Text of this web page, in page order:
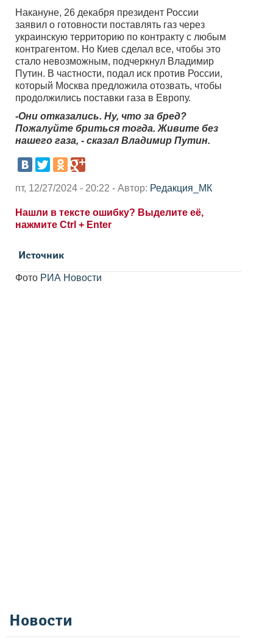
Накануне, 26 декабря президент России
заявил о готовности поставлять газ через
украинскую территорию по контракту с любым
контрагентом. Но Киев сделал все, чтобы это
стало невозможным, подчеркнул Владимир
Путин. В частности, подал иск против России,
который Москва предложила отозвать, чтобы
продолжились поставки газа в Европу.
-Они отказались. Ну, что за бред?
Пожалуйте бриться тогда. Живите без
нашего газа, - сказал Владимир Путин.
пт, 12/27/2024 - 20:22 - Автор: Редакция_МК
Нашли в тексте ошибку? Выделите её,
нажмите Ctrl + Enter
Источник
Фото РИА Новости
Новости